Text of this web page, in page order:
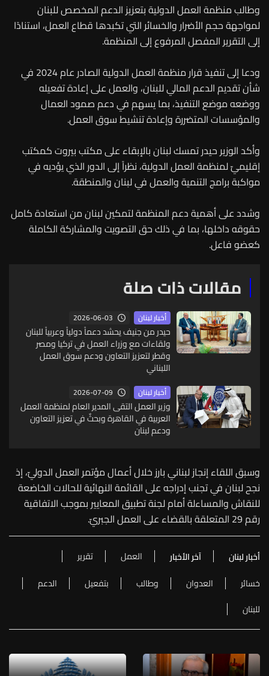
وطالب منظمة العمل الدولية بتعزيز الدعم المخصص للبنان
لمواجهة حجم الأضرار والخسائر التي تكبدها قطاع العمل، استنادًا
إلى التقرير المفصل المرفوع إلى المنظمة.
ودعا إلى تنفيذ قرار منظمة العمل الدولية الصادر عام 2024 في
شأن تقديم الدعم المالي للبنان، والعمل على إعادة تفعيله
ووضعه موضع التنفيذ، بما يسهم في دعم صمود العمال
والمؤسسات المتضررة وإعادة تنشيط سوق العمل.
وأكد الوزير حيدر تمسك لبنان بالإبقاء على مكتب بيروت كمكتب
إقليميّ لمنظمة العمل الدولية، نظراً إلى الدور الذي يؤديه في
مواكبة برامج التنمية والعمل في لبنان والمنطقة.
وشدد على أهمية دعم المنظمة لتمكين لبنان من استعادة كامل
حقوقه داخلها، بما في ذلك حق التصويت والمشاركة الكاملة
كعضو فاعل.
مقالات ذات صلة
أخبار لبنان 2026-06-03
حيدر من جنيف يحشد دعماً دولياً وعربياً للبنان
ولقاءات مع وزراء العمل في تركيا ومصر
وقطر لتعزيز التعاون ودعم سوق العمل
اللبناني
أخبار لبنان 2026-07-09
وزير العمل التقى المدير العام لمنظمة العمل
العربية في القاهرة وبحثٌ في تعزيز التعاون
ودعم لبنان
وسبق اللقاء إنجاز لبناني بارز خلال أعمال مؤتمر العمل الدوليّ، إذ
نجح لبنان في تجنب إدراجه على القائمة النهائية للحالات الخاضعة
للنقاش والمساءلة أمام لجنة تطبيق المعايير بموجب الاتفاقية
رقم 29 المتعلقة بالقضاء على العمل الجبريّ.
أخبار لبنان آخر الأخبار العمل
تقرير
خسائر
العدوان وطالب بتفعيل
الدعم
للبنان